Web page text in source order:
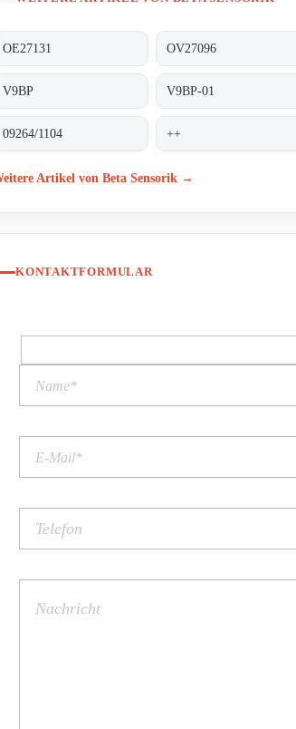
OE27131 OV27096
V9BP V9BP-01
09264/1104 ++
Artikel von Beta Sensorik →
KONTAKTFORMULAR